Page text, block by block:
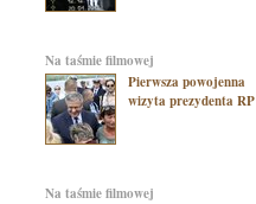
na taśmie filmowej
Pierwsza powojenna
wizyta prezydenta RP
na taśmie filmowej